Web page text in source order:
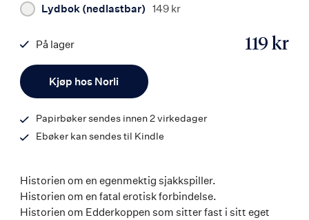
Lydbok (nedlastbar) 149 kr
Kjøp hos Norli
119 kr
På lager
9788203196775
Papirbøker sendes innen 2 virkedager
Ebøker kan sendes til Kindle
Historien om en egenmektig sjakkspiller.
Historien om en fatal erotisk forbindelse.
Historien om Edderkoppen som sitter fast i sitt eget